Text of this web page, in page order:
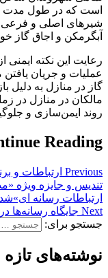
است که در طول مدت
شیرهای اصلی و فرعی
آبگرمکن و اجاق گاز
رعایت این نکته
عملیات و جریان
گاز در منازل به دلیل
مالکان در منازل در
روند ایمن‌سازی و
Reading
Previous ارتباطات و
تندیس و جایزه ویژه
ارتباطات رسانه ای»شد
Next جایگاه رسانه‌ها
جستجو برای:
نوشته‌های تازه